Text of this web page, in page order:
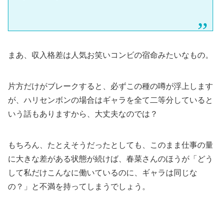
まあ、収入格差は人気お笑いコンビの宿命みたいなもの。
片方だけがブレークすると、必ずこの種の噂が浮上します
が、ハリセンボンの場合はギャラを全て二等分していると
いう話もありますから、大丈夫なのでは？
もちろん、たとえそうだったとしても、このまま仕事の量
に大きな差がある状態が続けば、春菜さんのほうが「どう
して私だけこんなに働いているのに、ギャラは同じな
の？」と不満を持ってしまうでしょう。